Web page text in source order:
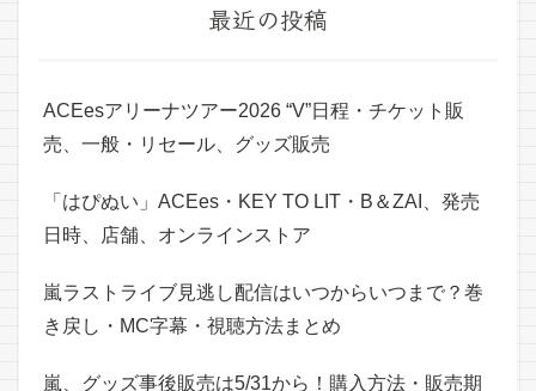
最近の投稿
ACEesアリーナツアー2026 “V”日程・チケット販
売、一般・リセール、グッズ販売
「はぴぬい」ACEes・KEY TO LIT・B＆ZAI、発売
日時、店舗、オンラインストア
嵐ラストライブ見逃し配信はいつからいつまで？巻
き戻し・MC字幕・視聴方法まとめ
嵐、グッズ事後販売は5/31から！購入方法・販売期